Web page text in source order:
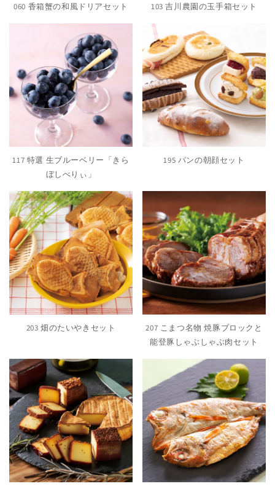
060 香箱蟹の和風ドリアセット 103 吉川農園の玉手箱セット
117 特選 生ブルーベリー「きら
ぼしべりぃ」
195 パンの朝顔セット
203 畑のたいやきセット
207 こまつ名物 焼豚ブロックと
能登豚しゃぶしゃぶ肉セット